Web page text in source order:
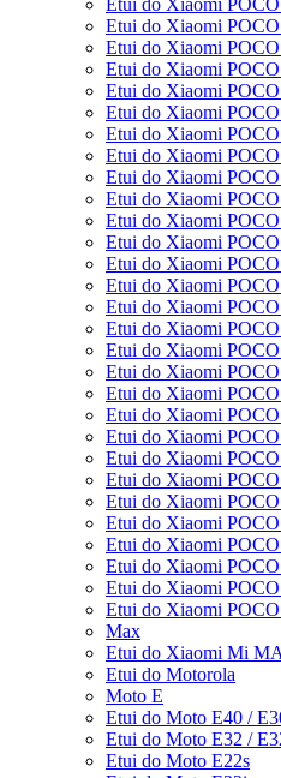
Etui do Xiaomi
Etui do Xiaomi
Etui do Xiaomi
Etui do Xiaomi
Etui do Xiaomi
Etui do Xiaomi
Etui do Xiaomi
Etui do Xiaomi
Etui do Xiaomi
Etui do Xiaomi
Etui do Xiaomi
Etui do Xiaomi
Etui do Xiaomi
Etui do Xiaomi
Etui do Xiaomi
Etui do Xiaomi
Etui do Xiaomi
Etui do Xiaomi
Etui do Xiaomi
Etui do Xiaomi
Etui do Xiaomi
Etui do Xiaomi
Etui do Xiaomi
Etui do Xiaomi
Etui do Xiaomi
Etui do Xiaomi POCO
Etui do Xiaomi POCO
Etui do Xiaomi
Etui do Xiaomi
Max
Etui do Xiaomi Mi
Etui do Motorola
Moto E
Etui do Moto E40 /
Etui do Moto E32 /
Etui do Moto E22s